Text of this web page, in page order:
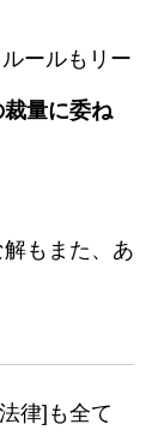
ールもリー
裁量に委ね
もまた、あ
律]も全て